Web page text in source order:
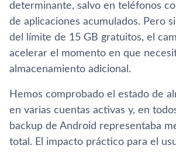
determinante, salvo en teléfonos
de aplicaciones acumulados. Pero
del límite de 15 GB gratuitos, el
acelerar el momento en que
almacenamiento adicional.
Hemos comprobado el estado de
en varias cuentas activas y, en
backup de Android representaba
total. El impacto práctico para el